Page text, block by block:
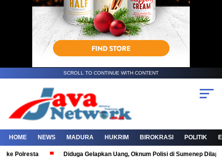
SCROLL TO CONTINUE WITH CONTENT
HOME NEWS MADURA HUKRIM BIROKRASI POLITIK
Diduga Gelapkan Uang, Oknum Polisi di Sumenep